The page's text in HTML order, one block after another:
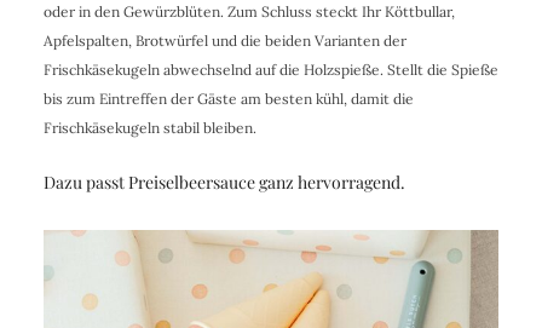
oder in den Gewürzblüten. Zum Schluss steckt Ihr Köttbullar,
Apfelspalten, Brotwürfel und die beiden Varianten der
Frischkäsekugeln abwechselnd auf die Holzspieße. Stellt die Spieße
bis zum Eintreffen der Gäste am besten kühl, damit die
Frischkäsekugeln stabil bleiben.
Dazu passt Preiselbeersauce ganz hervorragend.